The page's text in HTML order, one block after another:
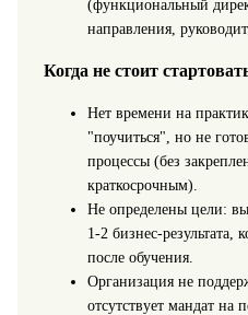
(функциональный
направления,
Когда не стоит
Нет времени на
"поучиться", но не
процессы (без
краткосрочным).
Не определены цели:
1-2 бизнес-результата,
после обучения.
Организация не
отсутствует мандат на